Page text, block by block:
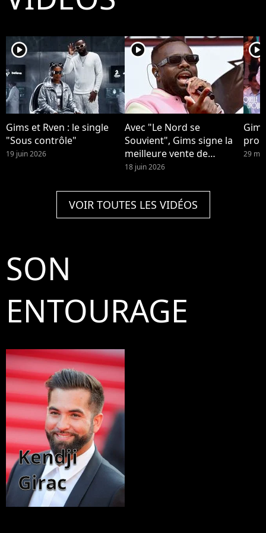
player2
Gims et Rven : le single
"Sous contrôle"
19 juin 2026
player2
Avec "Le Nord se
Souvient", Gims signe la
meilleure vente de
l'année.
18 juin 2026
player2
29
VOIR TOUTES LES VIDÉOS
SON
ENTOURAGE
Kendji
Girac